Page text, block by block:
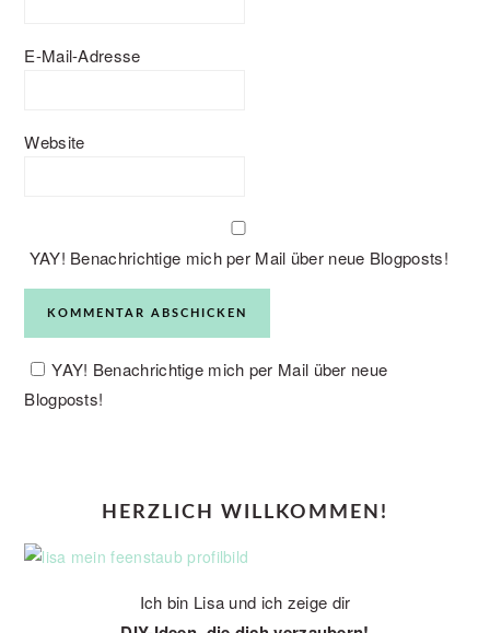
E-Mail-Adresse
Website
YAY! Benachrichtige mich per Mail über neue Blogposts!
YAY! Benachrichtige mich per Mail über neue
Blogposts!
HERZLICH WILLKOMMEN!
Ich bin Lisa und ich zeige dir